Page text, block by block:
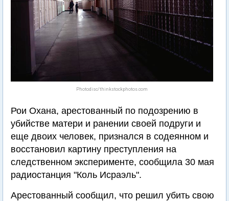
Photodisc/thinkstockphotos.com
Рои Охана, арестованный по подозрению в
убийстве матери и ранении своей подруги и
еще двоих человек, признался в содеянном и
восстановил картину преступления на
следственном эксперименте, сообщила 30 мая
радиостанция "Коль Исраэль".
Арестованный сообщил, что решил убить свою